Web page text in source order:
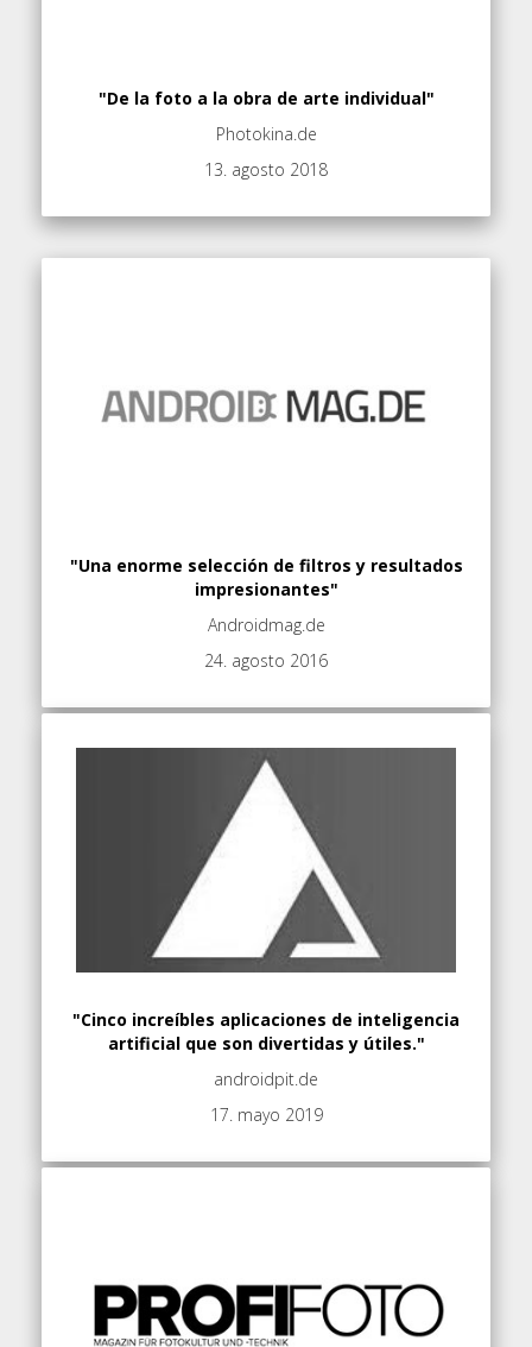
"De la foto a la obra de arte individual"
Photokina.de
13. agosto 2018
"Una enorme selección de filtros y resultados
impresionantes"
Androidmag.de
24. agosto 2016
"Cinco increíbles aplicaciones de inteligencia
artificial que son divertidas y útiles."
androidpit.de
17. mayo 2019